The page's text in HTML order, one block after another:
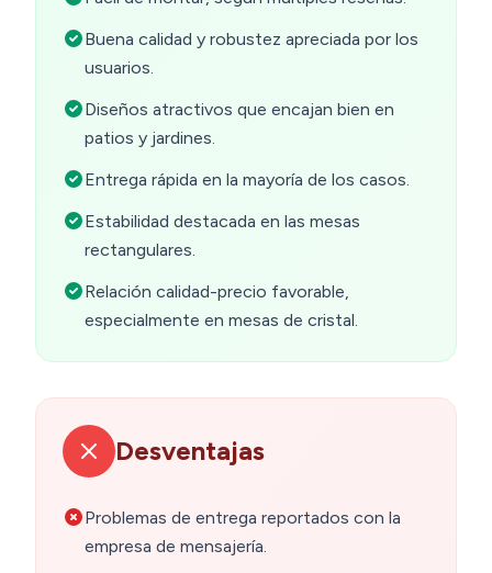
Buena calidad y robustez apreciada por los
usuarios.
Diseños atractivos que encajan bien en
patios y jardines.
Entrega rápida en la mayoría de los casos.
Estabilidad destacada en las mesas
rectangulares.
Relación calidad-precio favorable,
especialmente en mesas de cristal.
Desventajas
Problemas de entrega reportados con la
empresa de mensajería.